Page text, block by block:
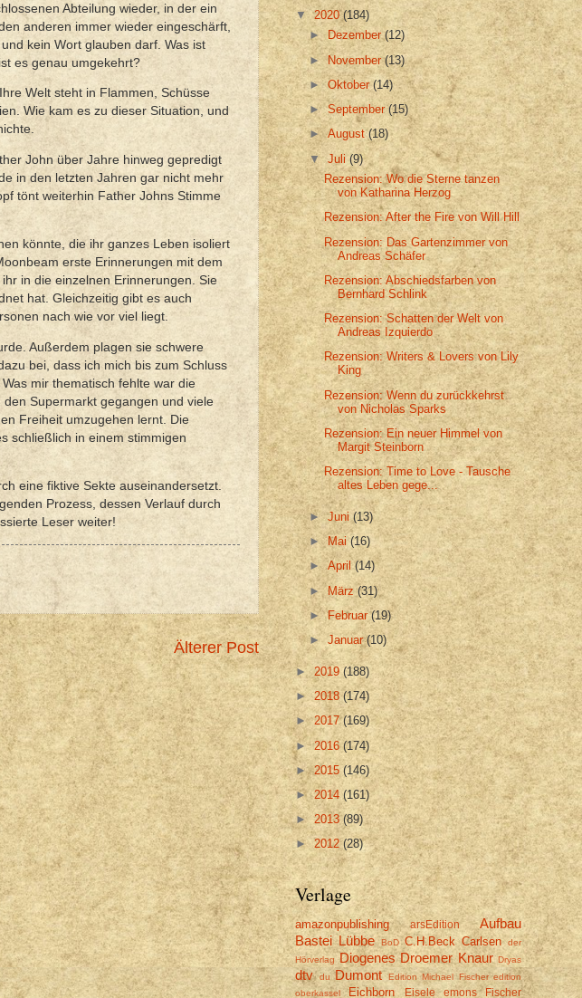
Abteilung wieder, in der ein
anderen immer wieder eingeschärft,
kein Wort glauben darf. Was ist
es genau umgekehrt?
Welt steht in Flammen, Schüsse
Wie kam es zu dieser Situation, und
John über Jahre hinweg gepredigt
in den letzten Jahren gar nicht mehr
tönt weiterhin Father Johns Stimme
könnte, die ihr ganzes Leben isoliert
erste Erinnerungen mit dem
in die einzelnen Erinnerungen. Sie
hat. Gleichzeitig gibt es auch
nach wie vor viel liegt.
Außerdem plagen sie schwere
bei, dass ich mich bis zum Schluss
mir thematisch fehlte war die
Supermarkt gegangen und viele
Freiheit umzugehen lernt. Die
schließlich in einem stimmigen
eine fiktive Sekte auseinandersetzt.
Prozess, dessen Verlauf durch
Leser weiter!
Älterer Post
▼2020(184)
► Dezember(12)
►November(13)
►Oktober(14)
►September(15)
►August(18)
▼Juli(9)
Rezension: Wo die Sterne tanzen
von Katharina Herzog
Rezension: After the Fire von Will Hill
Rezension: Das Gartenzimmer von
Andreas Schäfer
Rezension: Abschiedsfarben von
Bernhard Schlink
Rezension: Schatten der Welt von
Andreas Izquierdo
Rezension: Writers & Lovers von Lily
King
Rezension: Wenn du zurückkehrst
von Nicholas Sparks
Rezension: Ein neuer Himmel von
Margit Steinborn
Rezension: Time to Love - Tausche
altes Leben gege...
►Juni(13)
► Mai(16)
►April(14)
►März(31)
►Februar(19)
►Januar(10)
► 2019(188)
►2018(174)
►2017(169)
►2016(174)
►2015 (146)
►2014(161)
►2013(89)
► 2012(28)
Verlage
amazonpublishing arsEdition
Aufbau
Bastei Lübbe
BoD C.H.Beck Carlsen
der
Hörverlag Diogenes Droemer Knaur Dryas
dtv du Dumont Edition Michael Fischer edition
oberkassel
Eichborn Eisele emons Fischer